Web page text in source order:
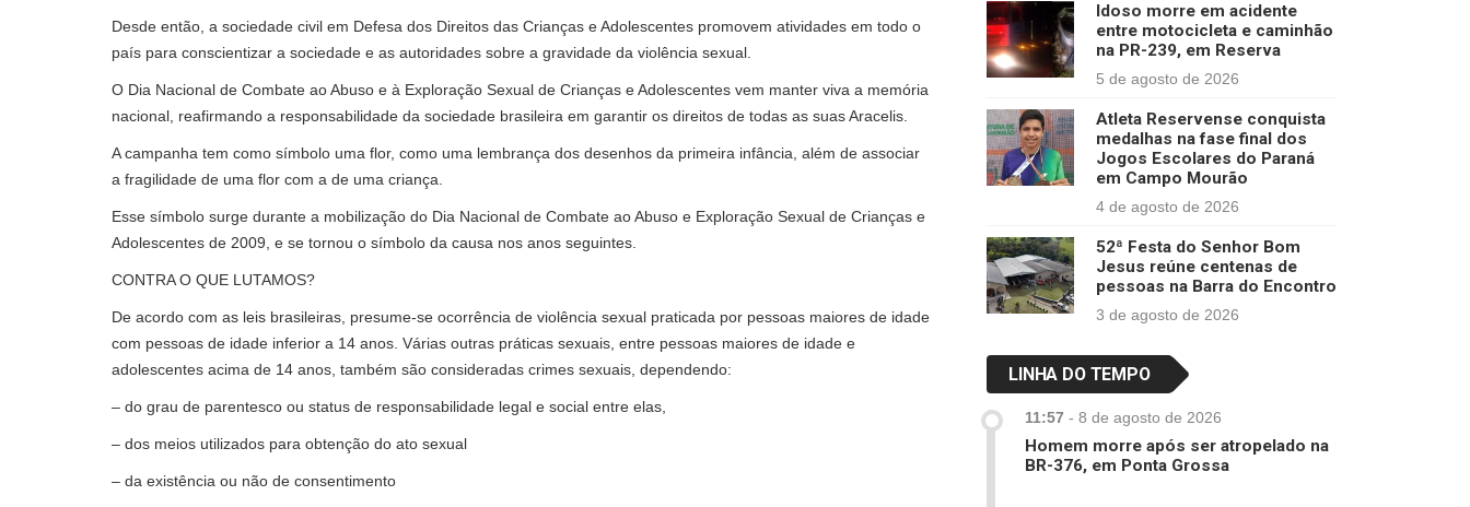
Desde então, a sociedade civil em Defesa dos Direitos das Crianças e Adolescentes promovem atividades em todo o
país para conscientizar a sociedade e as autoridades sobre a gravidade da violência sexual.
O Dia Nacional de Combate ao Abuso e à Exploração Sexual de Crianças e Adolescentes vem manter viva a memória
nacional, reafirmando a responsabilidade da sociedade brasileira em garantir os direitos de todas as suas Aracelis.
A campanha tem como símbolo uma flor, como uma lembrança dos desenhos da primeira infância, além de associar
a fragilidade de uma flor com a de uma criança.
Esse símbolo surge durante a mobilização do Dia Nacional de Combate ao Abuso e Exploração Sexual de Crianças e
Adolescentes de 2009, e se tornou o símbolo da causa nos anos seguintes.
CONTRA O QUE LUTAMOS?
De acordo com as leis brasileiras, presume-se ocorrência de violência sexual praticada por pessoas maiores de idade
com pessoas de idade inferior a 14 anos. Várias outras práticas sexuais, entre pessoas maiores de idade e
adolescentes acima de 14 anos, também são consideradas crimes sexuais, dependendo:
– do grau de parentesco ou status de responsabilidade legal e social entre elas,
– dos meios utilizados para obtenção do ato sexual
– da existência ou não de consentimento
Idoso morre em acidente
entre motocicleta e caminhão
na PR-239, em Reserva
5 de agosto de 2026
Atleta Reservense conquista
medalhas na fase final dos
Jogos Escolares do Paraná
em Campo Mourão
4 de agosto de 2026
52ª Festa do Senhor Bom
Jesus reúne centenas de
pessoas na Barra do Encontro
3 de agosto de 2026
LINHA DO TEMPO
11:57 - 8 de agosto de 2026
Homem morre após ser atropelado na
BR-376, em Ponta Grossa